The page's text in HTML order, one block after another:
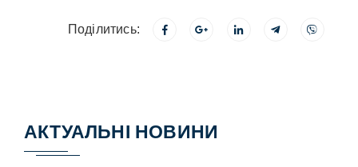
Поділитись:
АКТУАЛЬНІ НОВИНИ